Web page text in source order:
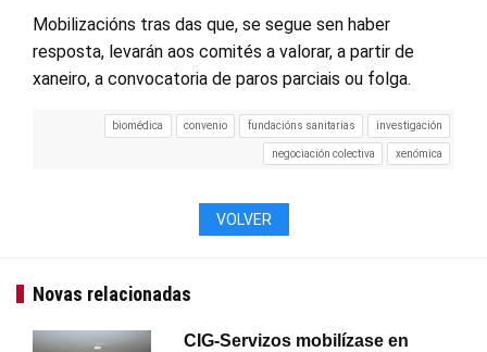
Mobilizacións tras das que, se segue sen haber
resposta, levarán aos comités a valorar, a partir de
xaneiro, a convocatoria de paros parciais ou folga.
biomédica convenio fundacións sanitarias investigación
negociación colectiva xenómica
VOLVER
Novas relacionadas
CIG-Servizos mobilízase en